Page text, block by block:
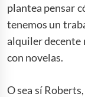
plantea pensar
tenemos un
alquiler decente
con novelas.
O sea sí